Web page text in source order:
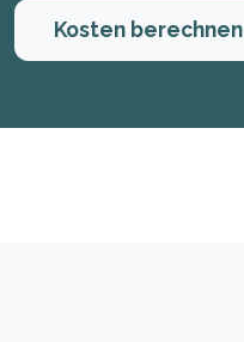
Kosten berechnen